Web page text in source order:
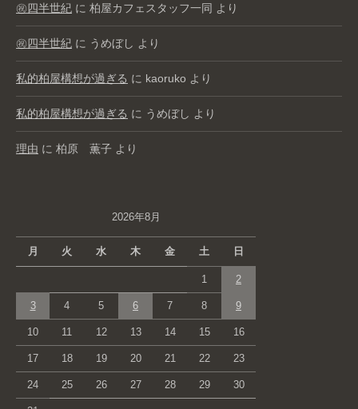
㊗️四半世紀 に 柏屋カフェスタッフ一同 より
㊗️四半世紀 に うめぼし より
私的柏屋構想が過ぎる に kaoruko より
私的柏屋構想が過ぎる に うめぼし より
理由 に 柏原 薫子 より
2026年8月
月 火 水 木 金 土 日
1 2
3 4 5 6 7 8 9
10 11 12 13 14 15 16
17 18 19 20 21 22 23
24 25 26 27 28 29 30